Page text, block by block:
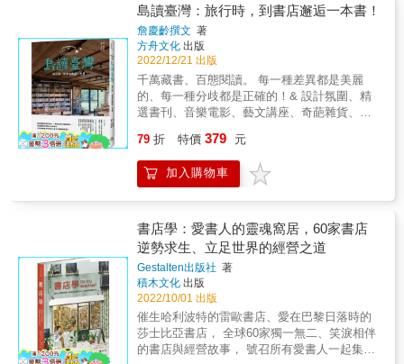
更優渥、更有「前途」的職場。殊不知，古老
書籍的氣味有著某種令人上癮的毒性，讓他多
年後仍在這裡。現在他以幽默詼諧筆調，向我
們介紹這間傳奇書店，細數莎樂倫的奇珍異
寶、來訪的怪人、神秘的迷信與傳統，讀者們
將有機會一窺古藉珍本的交易秘辛，以及在網
路時代，古書店如何站穩腳步，歷久不衰。 &
是書店老闆&hellip;&hellip; ★ ５幅古典風格精
美插畫 & 「I am flattered and honored that
Once Upon A Tome has found a Taiwanese
change the world.」──Oliver Darkshire &
「《從前從前，有間古書店》能與臺灣讀者相
遇，我感到受寵若驚且無比榮幸。 記住：一本
好書可以改變人生，但一間好書店，足以改變
世界。」──奧利佛・達克賽爾 &
給自己書店的三個關鍵字，全台唯一絕無僅
有。 & 本書特色 & ● 集結全台38家最有特色的
獨立書店，除了精準的文字介紹，更有超過百
張精彩照片。 ● 書店串成台灣土地獨特文化風
景線，是愛書，愛書店，愛探索台灣的人，在
環島時的最佳指南。 ● 書本設計與編排大方俐
落，高品質地傳達書店美學與書本美學。亦可
將本書視為第一本專屬台灣獨立書店的攝影
集。 & &
島讀臺灣：旅行時，到書店邂逅一本書！
詹慶齡撰文 著
方舟文化 出版
2022/12/21 出版
千萬藏書、百態閱讀。 每一種差異都是美麗
的、每一種分歧都是正確的！& 設計氛圍、精
選書刊、音樂電影、藝文講座、奇葩雜貨、秘
的熱烈靈魂，讓人一頭栽進去就不想出來！ &
本書精選16家臺灣必訪風格獨立書店 帶你邂逅
最有態度的個性店主 ╳ 最有創意的建築陳設
房》製作團隊、知名主播詹慶齡、攝影專家余
尚彬深度走訪全臺，親赴為每一個獨特靈魂而
存在的風格書店文化現場，見識網路熱搜、紅
到海外的臺灣奇蹟、書店之光──讓很多人跌破
眼鏡之後又默默豎起大拇指的文化界特有品種
「獨立書店」！ & 本書引路多元風格的地標級
書店，知識含量、樂趣指數皆破表： ●繪本專
門書店，有感繪本趣味反諷人生，讓人會心一
笑或引爆你的淚腺 ●製造人與書的邂逅，一間
79 折 特價 379 元
加入購物車
書店學：愛書人的靈魂窩居，60家書店
逆勢求生、立足世界的經營之道
Gestalten出版社 著
積木文化 出版
2022/10/01 出版
催生哈利波特的雷歐書店、愛在巴黎日落時的
莎士比亞書店， 全球60家獨一無二、笑淚相伴
的書店與經營故事， 號召所有愛書人一起集結